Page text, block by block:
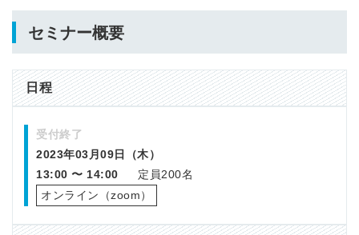
セミナー概要
日程
2023年03月09日（木）
13:00 〜 14:00
定員200名
オンライン（zoom）
受付終了